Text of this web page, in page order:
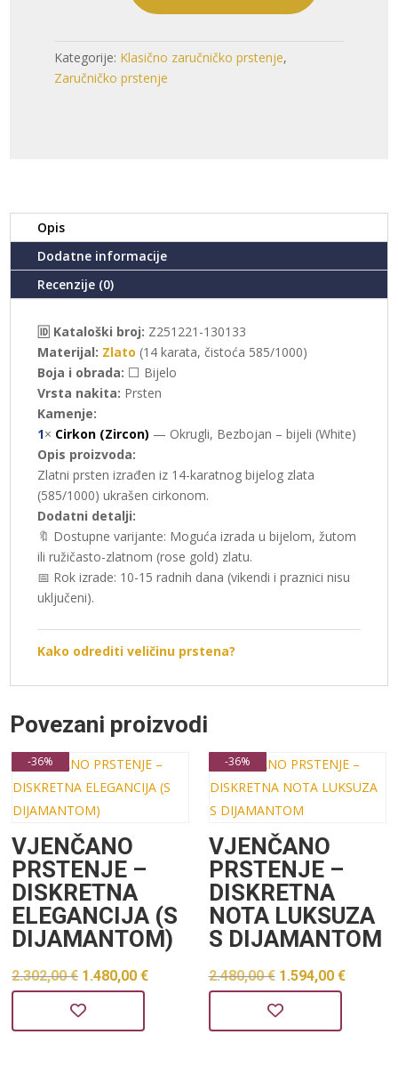
130133)
količina
Kategorije: Klasično zaručničko prstenje,
Zaručničko prstenje
Opis
Dodatne informacije
Recenzije (0)
🆔 Kataloški broj: Z251221-130133
Materijal: Zlato (14 karata, čistoća 585/1000)
Boja i obrada: ⬜ Bijelo
Vrsta nakita: Prsten
Kamenje:
1× Cirkon (Zircon) — Okrugli, Bezbojan – bijeli (White)
Opis proizvoda:
Zlatni prsten izrađen iz 14-karatnog bijelog zlata
(585/1000) ukrašen cirkonom.
Dodatni detalji:
🔖 Dostupne varijante: Moguća izrada u bijelom, žutom
ili ružičasto-zlatnom (rose gold) zlatu.
📅 Rok izrade: 10-15 radnih dana (vikendi i praznici nisu
uključeni).
Kako odrediti veličinu prstena?
Povezani proizvodi
-36%
VJENČANO
PRSTENJE –
DISKRETNA
ELEGANCIJA (S
DIJAMANTOM)
2.302,00€ Izvorna
cijena
bila
1.480,00€
Trenutna
-36%
VJENČANO
PRSTENJE –
DISKRETNA
NOTA LUKSUZA
S DIJAMANTOM
2.480,00€ Izvorna
cijena
bila
1.594,00 €